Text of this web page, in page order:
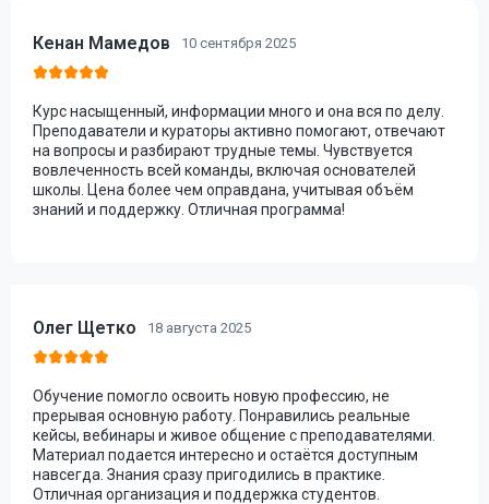
Кенан Мамедов 10 сентября 2025
Курс насыщенный, информации много и она вся по делу.
Преподаватели и кураторы активно помогают, отвечают
на вопросы и разбирают трудные темы. Чувствуется
вовлеченность всей команды, включая основателей
школы. Цена более чем оправдана, учитывая объём
знаний и поддержку. Отличная программа!
Олег Щетко 18 августа 2025
Обучение помогло освоить новую профессию, не
прерывая основную работу. Понравились реальные
кейсы, вебинары и живое общение с преподавателями.
Материал подается интересно и остаётся доступным
навсегда. Знания сразу пригодились в практике.
Отличная организация и поддержка студентов.